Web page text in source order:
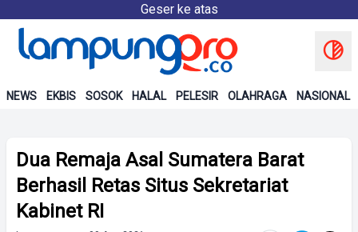
Geser ke atas
NEWS EKBIS SOSOK HALAL PELESIR OLAHRAGA NASIONAL
Dua Remaja Asal Sumatera Barat
Berhasil Retas Situs Sekretariat
Kabinet RI